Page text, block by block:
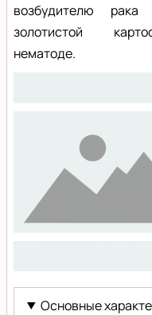
возбудителю
золотистой
нематоде.
Основные